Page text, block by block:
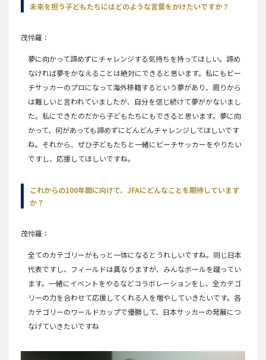
未来を担う子どもたちにはどのような言葉をかけたいですか？
茂怜羅
夢に向かって諦めずにチャレンジする気持ちを持ってほしい。諦め
なければ夢をかなえることは絶対にできると思います。私にもビー
チサッカーのプロになって海外移籍するという夢があり、周りから
は難しいと言われていましたが、自分を信じ続けて夢がかないまし
た。私にできたのだから子どもたちにもできると思います。夢に向
かって、何があっても諦めずにどんどんチャレンジしてほしいです
ね。それから、ぜひ子どもたちと一緒にビーチサッカーをやりたい
ですし、応援してほしいですね。
これからの100年間に向けて、JFAにどんなことを期待しています
か？
茂怜羅
全てのカテゴリーがもっと一体になるとうれしいですね。同じ日本
代表ですし、フィールドは異なりますが、みんなボールを蹴ってい
ます。一緒にイベントをやるなどコラボレーションをし、全カテゴ
リーの力を合わせて応援してくれる人を増やしていきたいです。各
カテゴリーのワールドカップで優勝して、日本サッカーの発展につ
なげていきたいですね